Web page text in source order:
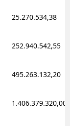
25.270.534,38
252.940.542,55
495.263.132,20
1.406.379.320,00